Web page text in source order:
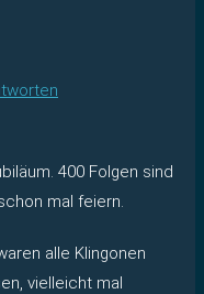
400 Folgen sind
mal feiern.
alle Klingonen
vielleicht mal